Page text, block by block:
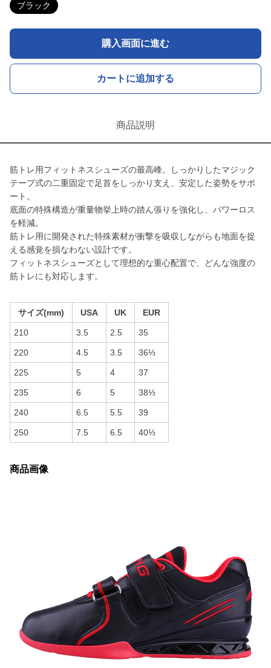
ブラック
購入画面に進む
カートに追加する
商品説明
筋トレ用フィットネスシューズの最高峰。しっかりしたマジック
テープ式の二重固定で足首をしっかり支え、安定した姿勢をサポ
ート。
底面の特殊構造が重量物挙上時の踏ん張りを強化し、パワーロス
を軽減。
筋トレ用に開発された特殊素材が衝撃を吸収しながらも地面を捉
える感覚を損なわない設計です。
フィットネスシューズとして理想的な重心配置で、どんな強度の
筋トレにも対応します。
サイズ(mm) USA UK EUR
210 3.5 2.5 35
220 4.5 3.5 36⅓
225 5 4 37
235 6 5 38⅓
240 6.5 5.5 39
250 7.5 6.5 40⅓
商品画像